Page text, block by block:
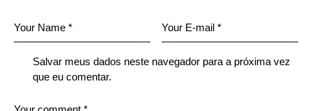
Salvar meus dados neste navegador para a próxima vez
que eu comentar.